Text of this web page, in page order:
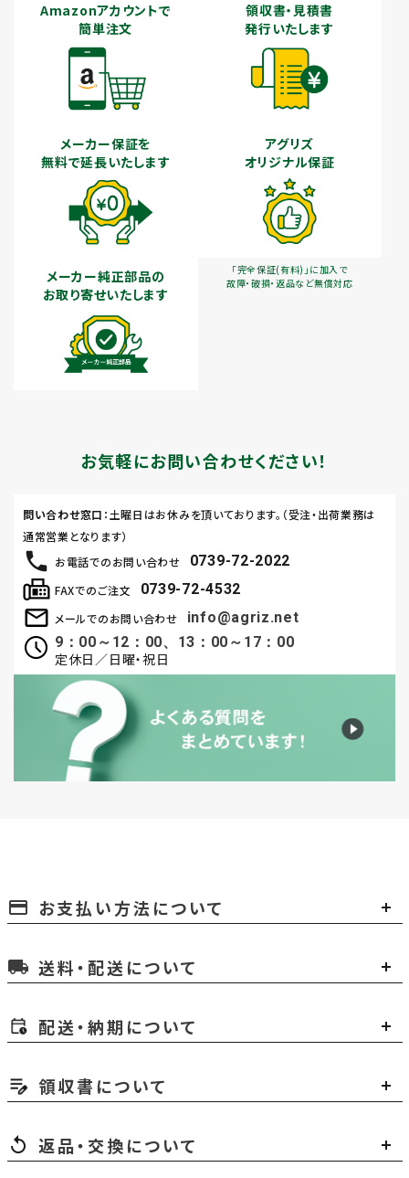
Amazonアカウントで
簡単注文
領収書・見積書
発行いたします
メーカー保証を
無料で延長いたします
アグリズ
オリジナル保証
「完全保証(有料)」に加入で
故障・破損・返品など無償対応
メーカー純正部品の
お取り寄せいたします
お気軽にお問い合わせください！
お電話でのお問い合わせ 0739-72-2022
メールでのお問い合わせ
info@agriz.net
9：00～12：00、13：00～17：00
定休日／日曜・祝日
FAXでのご注文 0739-72-4532
問い合わせ窓口 ：土曜日はお休みを頂いております。（受注・出荷業務は
通常営業となります）
payment お支払い方法について
local_shipping 送料・配送について
配送・納期について
領収書について
返品・交換について